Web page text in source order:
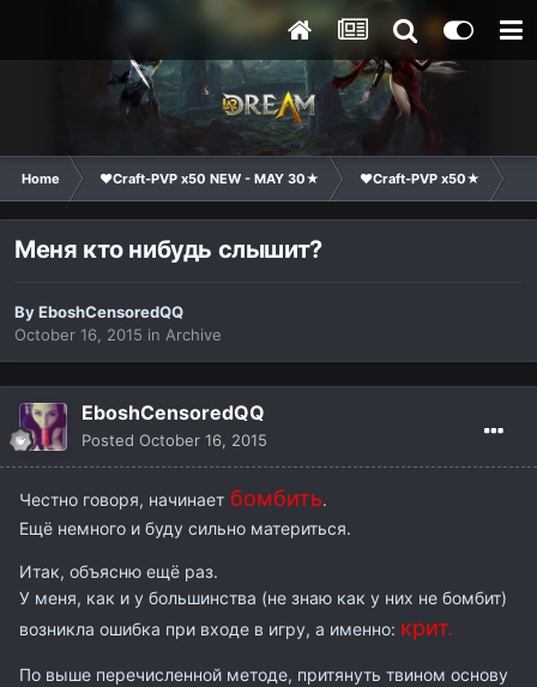
Home ❤Craft-PVP x50 NEW - MAY 30★ ❤Craft-PVP x50★
Меня кто нибудь слышит?
ByEboshCensoredQQ
October 16, 2015 in Archive
EboshCensoredQQ
Posted October 16, 2015
Честно говоря, начинает бомбить.
Ещё немного и буду сильно материться.
Итак, объясню ещё раз.
У меня, как и у большинства (не знаю как у них не бомбит)
возникла ошибка при входе в игру, а именно: крит.
По выше перечисленной методе, притянуть твином основу